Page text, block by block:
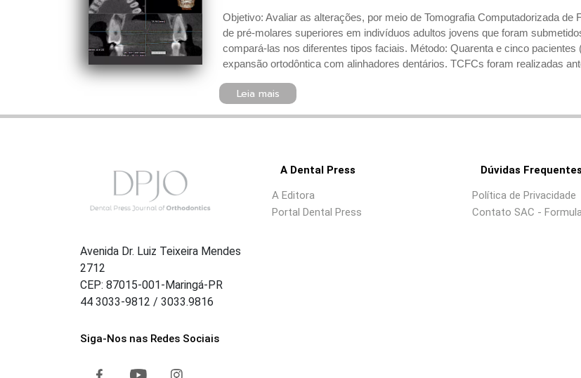
Objetivo: Avaliar as alterações, por meio de Tomografia Computadorizada
de pré-molares superiores em indivíduos adultos jovens que foram
compará-las nos diferentes tipos faciais. Método: Quarenta e cinco
expansão ortodôntica com alinhadores dentários. TCFCs foram realizadas
Leia mais
Avenida Dr. Luiz Teixeira Mendes
2712
CEP: 87015-001-Maringá-PR
44 3033-9812 / 3033.9816
Siga-Nos nas Redes Sociais
A Dental Press
A Editora
Portal Dental Press
Dúvidas Frequentes
Política de Privacidade
Contato SAC -